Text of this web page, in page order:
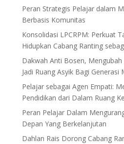
Peran Strategis Pelajar dalam
Berbasis Komunitas
Konsolidasi LPCRPM: Perkuat
Hidupkan Cabang Ranting
Dakwah Anti Bosen, Mengubah
Jadi Ruang Asyik Bagi Generasi
Pelajar sebagai Agen Empati:
Pendidikan dari Dalam Ruang
Peran Pelajar Dalam
Depan Yang Berkelanjutan
Dahlan Rais Dorong Cabang